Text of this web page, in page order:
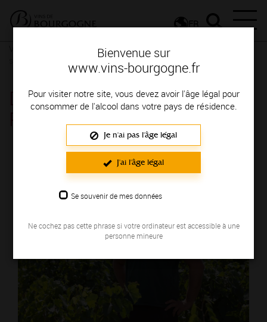
Bienvenue sur
www.vins-bourgogne.fr
Pour visiter notre site, vous devez avoir l'âge légal pour
consommer de l'alcool dans votre pays de résidence.
Je n'ai pas l'âge légal
J'ai l'âge légal
Se souvenir de mes données
Ne cochez pas cette phrase si votre ordinateur est accessible à une
personne mineure
FR
Femmes et hommes passionnés
DOMAINE MALDANT JEAN-
PIERRE
Région de production : COTE DE BEAUNE